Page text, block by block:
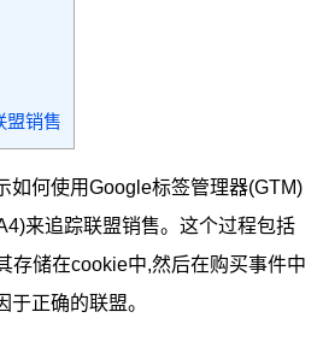
盟销售
如何使用Google标签管理器(GTM)
来追踪联盟销售。这个过程包括
存储在cookie中,然后在购买事件中
正确的联盟。